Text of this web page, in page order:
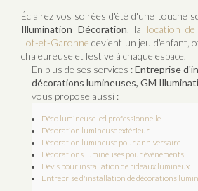
Éclairez vos soirées d'été d'une touche
Illumination Décoration , la location
Lot-et-Garonne devient un jeu d'enfant,
chaleureuse et festive à chaque espace.
En plus de ses services :Entreprise
décorations lumineuses, GM
vous propose aussi :
Déco lumineuse led professionnelle
Décoration lumineuse extérieur
Décoration lumineuse pour anniversaire
Décorations lumineuses pour évènements
Devis pour installation de rideaux lumineux
Entreprise d'installation de décorations